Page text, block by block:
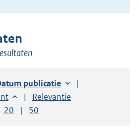
op:
publicatie
Sorteer op:
Relevantie
per pagina
Toon
20 resultaten per pagina
Toon
50